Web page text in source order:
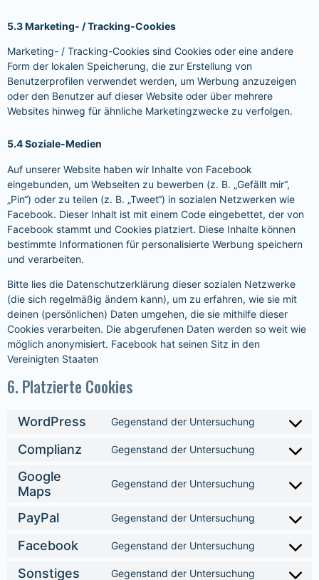
5.3 Marketing- / Tracking-Cookies
Marketing- / Tracking-Cookies sind Cookies oder eine andere
Form der lokalen Speicherung, die zur Erstellung von
Benutzerprofilen verwendet werden, um Werbung anzuzeigen
oder den Benutzer auf dieser Website oder über mehrere
Websites hinweg für ähnliche Marketingzwecke zu verfolgen.
5.4 Soziale-Medien
Auf unserer Website haben wir Inhalte von Facebook
eingebunden, um Webseiten zu bewerben (z. B. „Gefällt mir“,
„Pin“) oder zu teilen (z. B. „Tweet“) in sozialen Netzwerken wie
Facebook. Dieser Inhalt ist mit einem Code eingebettet, der von
Facebook stammt und Cookies platziert. Diese Inhalte können
bestimmte Informationen für personalisierte Werbung speichern
und verarbeiten.
Bitte lies die Datenschutzerklärung dieser sozialen Netzwerke
(die sich regelmäßig ändern kann), um zu erfahren, wie sie mit
deinen (persönlichen) Daten umgehen, die sie mithilfe dieser
Cookies verarbeiten. Die abgerufenen Daten werden so weit wie
möglich anonymisiert. Facebook hat seinen Sitz in den
Vereinigten Staaten
6. Platzierte Cookies
WordPress Gegenstand der Untersuchung
Complianz Gegenstand der Untersuchung
Google
Maps
Gegenstand der Untersuchung
PayPal Gegenstand der Untersuchung
Facebook Gegenstand der Untersuchung
Sonstiges Gegenstand der Untersuchung